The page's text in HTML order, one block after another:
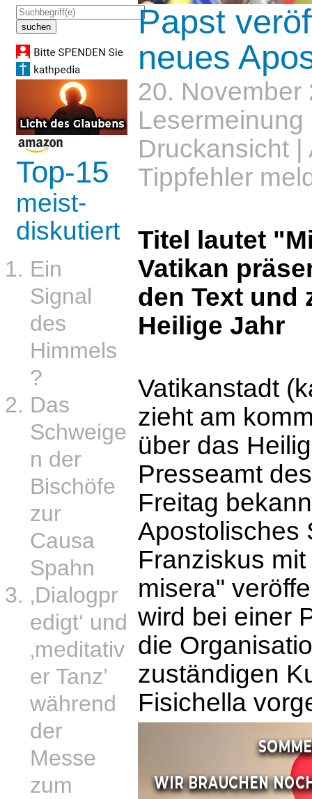
Top-15
meist-
diskutiert
Ein
Signal
des
Himmels
?
Das
Schweige
n der
Bischöfe
zur
Causa
Spahn
‚Dialogpr
edigt‘ und
‚meditativ
er Tanz’
während
der
Messe
zum
Papst
neues
20.
Lesermeinung
Druckansicht
Tippfehler
Titel lautet
Vatikan
den Text und
Heilige Jahr
Vatikanstadt
zieht am
über das
Presseamt
Freitag
Apostolisches
Franziskus
misera"
wird bei einer
die
zuständigen
Fisichella